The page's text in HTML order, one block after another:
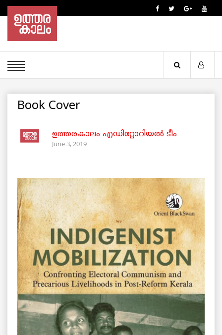
Book Cover
ഉത്തരകാലം എഡിറ്റോറിയല്‍ ടീം
June 3, 2019